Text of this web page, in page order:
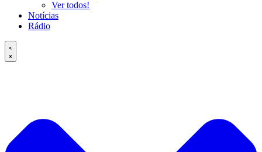
Ver todos!
Notícias
Rádio